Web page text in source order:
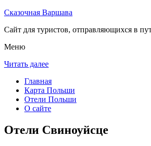
Сказочная Варшава
Сайт для туристов, отправляющихся в
Меню
Читать далее
Главная
Карта Польши
Отели Польши
О сайте
Отели Свиноуйсце